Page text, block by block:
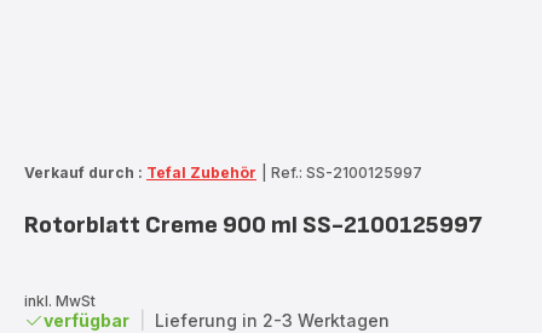
Verkauf durch : Tefal Zubehör Ref.: SS-2100125997
Rotorblatt Creme 900 ml SS-2100125997
inkl. MwSt
verfügbar Lieferung in 2-3 Werktagen